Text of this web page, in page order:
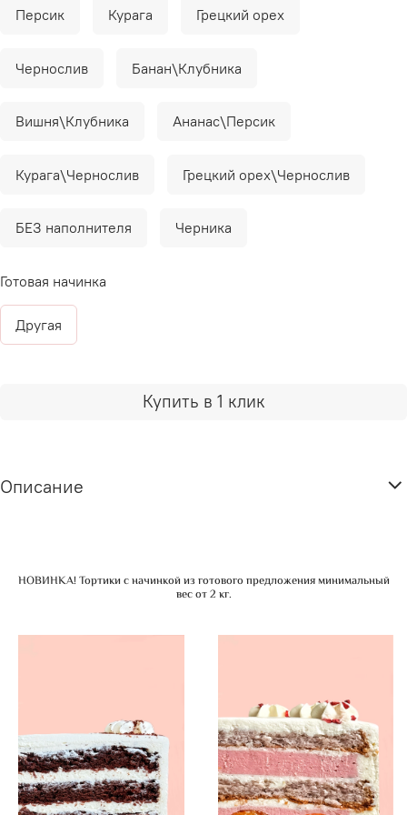
Купить в 1 клик
Персик Курага Грецкий орех
Чернослив Банан\Клубника
Вишня\Клубника Ананас\Персик
Курага\Чернослив Грецкий орех\Чернослив
БЕЗ наполнителя Черника
Готовая начинка
Другая
Описание
НОВИНКА! Тортики с начинкой из готового предложения минимальный
вес от 2 кг.